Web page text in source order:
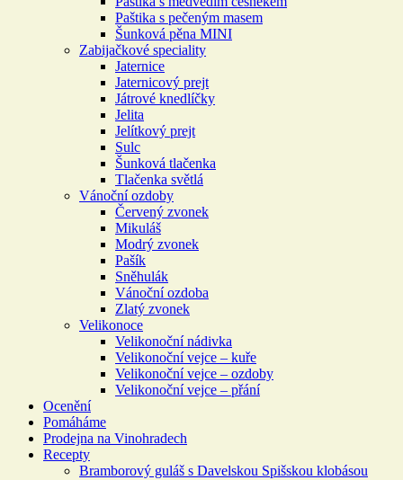
Paštika s pečeným masem
Šunková pěna MINI
Zabijačkové speciality
Jaternice
Jaternicový prejt
Játrové knedlíčky
Jelita
Jelítkový prejt
Sulc
Šunková tlačenka
Tlačenka světlá
Vánoční ozdoby
Červený zvonek
Mikuláš
Modrý zvonek
Pašík
Sněhulák
Vánoční ozdoba
Zlatý zvonek
Velikonoce
Velikonoční nádivka
Velikonoční vejce – kuře
Velikonoční vejce – ozdoby
Velikonoční vejce – přání
Ocenění
Pomáháme
Prodejna na Vinohradech
Recepty
Bramborový guláš s Davelskou Spišskou klobásou